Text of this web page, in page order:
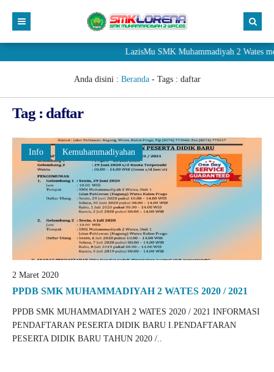
LazisMu SMK Muhammadiyah 2 Wates
Anda disini : Beranda- Tags : daftar
Tag : daftar
Info Kemuhammadiyahan
2 Maret 2020
PPDB SMK MUHAMMADIYAH 2 WATES 2020 / 2021
PPDB SMK MUHAMMADIYAH 2 WATES 2020 / 2021 INFORMASI
PENDAFTARAN PESERTA DIDIK BARU I.PENDAFTARAN
PESERTA DIDIK BARU TAHUN 2020 /..